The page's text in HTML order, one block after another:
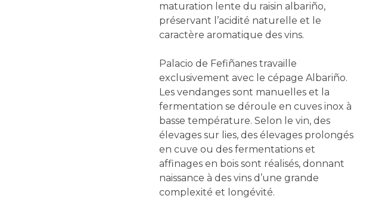
maturation lente du raisin albariño,
préservant l’acidité naturelle et le
caractère aromatique des vins.
Palacio de Fefiñanes travaille
exclusivement avec le cépage Albariño.
Les vendanges sont manuelles et la
fermentation se déroule en cuves inox à
basse température. Selon le vin, des
élevages sur lies, des élevages prolongés
en cuve ou des fermentations et
affinages en bois sont réalisés, donnant
naissance à des vins d’une grande
complexité et longévité.